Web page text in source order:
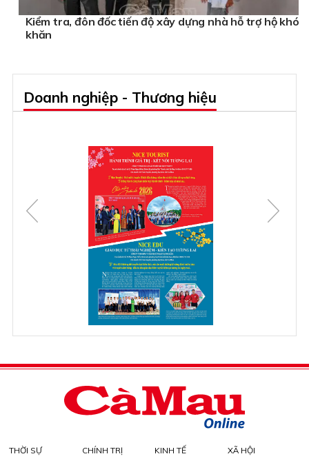
Kiểm tra, đôn đốc tiến độ xây dựng nhà hỗ trợ hộ khó
khăn
Doanh nghiệp - Thương hiệu
THỜI SỰ CHÍNH TRỊ KINH TẾ XÃ HỘI